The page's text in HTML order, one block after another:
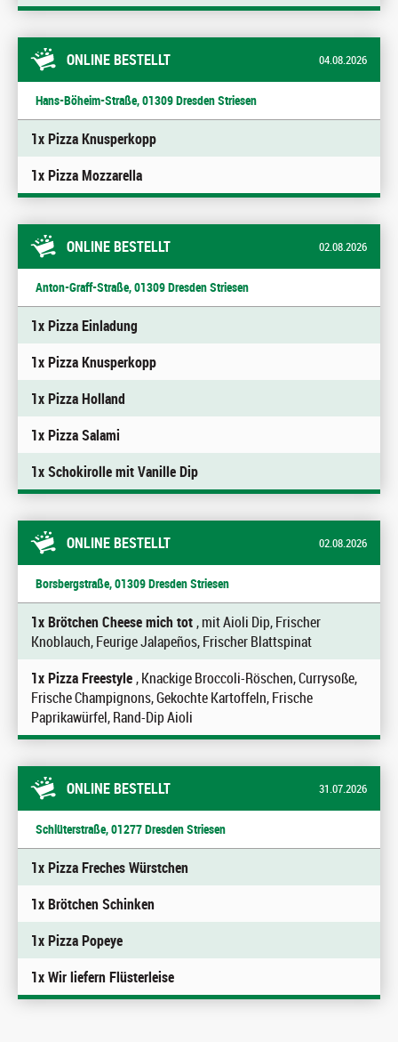
ONLINE BESTELLT 04.08.2026
Hans-Böheim-Straße, 01309 Dresden Striesen
1x Pizza Knusperkopp
1x Pizza Mozzarella
ONLINE BESTELLT 02.08.2026
Anton-Graff-Straße, 01309 Dresden Striesen
1x Pizza Einladung
1x Pizza Knusperkopp
1x Pizza Holland
1x Pizza Salami
1x Schokirolle mit Vanille Dip
ONLINE BESTELLT 02.08.2026
Borsbergstraße, 01309 Dresden Striesen
1x Brötchen Cheese mich tot, mit Aioli Dip, Frischer
Knoblauch, Feurige Jalapeños, Frischer Blattspinat
1x Pizza Freestyle, Knackige Broccoli-Röschen, Currysoße,
Frische Champignons, Gekochte Kartoffeln, Frische
Paprikawürfel, Rand-Dip Aioli
ONLINE BESTELLT 31.07.2026
Schlüterstraße, 01277 Dresden Striesen
1x Pizza Freches Würstchen
1x Brötchen Schinken
1x Pizza Popeye
1x Wir liefern Flüsterleise